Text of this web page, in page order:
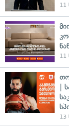
11
11
|
13